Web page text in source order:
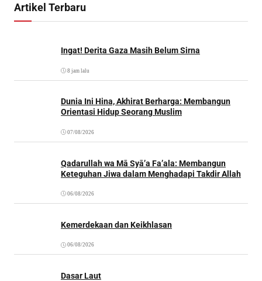
Artikel Terbaru
Ingat! Derita Gaza Masih Belum Sirna
8 jam lalu
Dunia Ini Hina, Akhirat Berharga: Membangun
Orientasi Hidup Seorang Muslim
07/08/2026
Qadarullah wa Mā Syā’a Fa’ala: Membangun
Keteguhan Jiwa dalam Menghadapi Takdir Allah
06/08/2026
Kemerdekaan dan Keikhlasan
06/08/2026
Dasar Laut